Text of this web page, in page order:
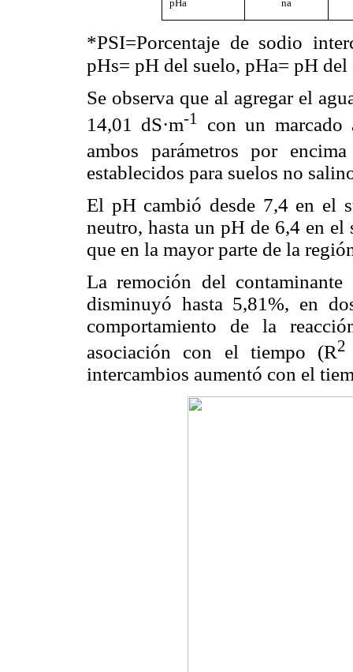
pHa na
*PSI=Porcentaje de sodio
pHs= pH del suelo, pHa= pH del
Se observa que al agregar el
14,01 dS·m-1
con un
ambos parámetros por
establecidos para suelos no
El pH cambió desde 7,4 en el
neutro, hasta un pH de 6,4 en
que en la mayor parte de la
La remoción del
disminuyó hasta 5,81%, en
comportamiento de la
asociación con el tiempo (R
intercambios aumentó con el